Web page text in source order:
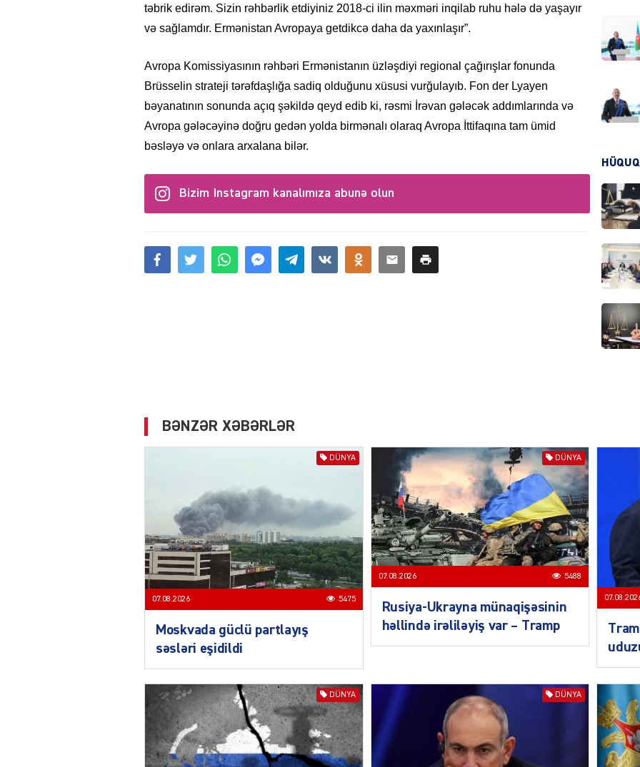
təbrik edirəm. Sizin rəhbərlik etdiyiniz 2018-ci ilin məxməri inqilab ruhu hələ də yaşayır
və sağlamdır. Ermənistan Avropaya getdikcə daha da yaxınlaşır”.
Avropa Komissiyasının rəhbəri Ermənistanın üzləşdiyi regional çağırışlar fonunda
Brüsselin strateji tərəfdaşlığa sadiq olduğunu xüsusi vurğulayıb. Fon der Lyayen
bəyanatının sonunda açıq şəkildə qeyd edib ki, rəsmi İrəvan gələcək addımlarında və
Avropa gələcəyinə doğru gedən yolda birmənalı olaraq Avropa İttifaqına tam ümid
bəsləyə və onlara arxalana bilər.
Bizim Instagram kanalımıza abunə olun
HADISƏ
SOSIAL
HÜQUQ
BƏNZƏR XƏBƏRLƏR
DÜNYA
07.08.2026 5475
Moskvada güclü partlayış
səsləri eşidildi
DÜNYA
07.08.2026 5488
Rusiya-Ukrayna münaqişəsinin
həllində irəliləyiş var – Tramp
DÜNYA DÜNYA